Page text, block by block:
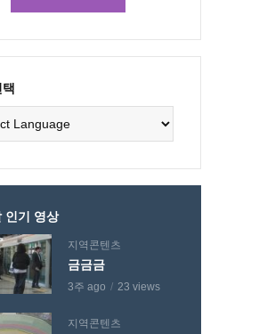
인기 영상
지역콘텐츠
금금금
3주 ago 23 views
지역콘텐츠